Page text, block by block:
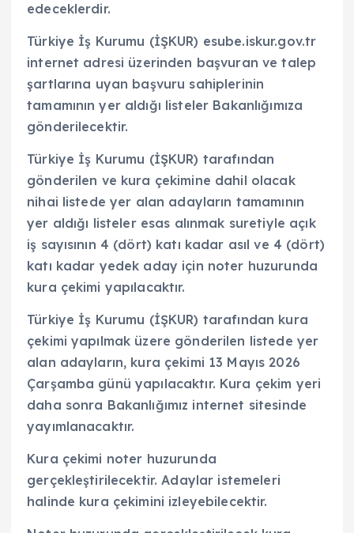
edeceklerdir.
Türkiye İş Kurumu (İŞKUR) esube.iskur.gov.tr
internet adresi üzerinden başvuran ve talep
şartlarına uyan başvuru sahiplerinin
tamamının yer aldığı listeler Bakanlığımıza
gönderilecektir.
Türkiye İş Kurumu (İŞKUR) tarafından
gönderilen ve kura çekimine dahil olacak
nihai listede yer alan adayların tamamının
yer aldığı listeler esas alınmak suretiyle açık
iş sayısının 4 (dört) katı kadar asıl ve 4 (dört)
katı kadar yedek aday için noter huzurunda
kura çekimi yapılacaktır.
Türkiye İş Kurumu (İŞKUR) tarafından kura
çekimi yapılmak üzere gönderilen listede yer
alan adayların, kura çekimi 13 Mayıs 2026
Çarşamba günü yapılacaktır. Kura çekim yeri
daha sonra Bakanlığımız internet sitesinde
yayımlanacaktır.
Kura çekimi noter huzurunda
gerçekleştirilecektir. Adaylar istemeleri
halinde kura çekimini izleyebilecektir.